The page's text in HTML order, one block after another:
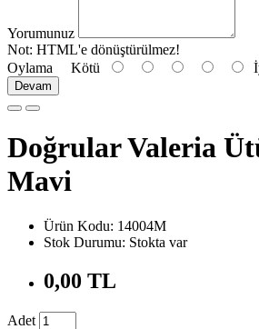
Yorumunuz
Not: HTML'e dönüştürülmez!
Oylama Kötü
Devam
Doğrular Valeria
Mavi
Ürün Kodu: 14004M
Stok Durumu: Stokta var
0,00 TL
Adet